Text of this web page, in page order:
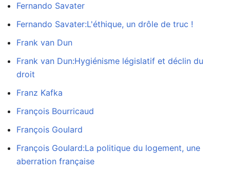
Fernando Savater
Fernando Savater:L'éthique, un drôle de truc !
Frank van Dun
Frank van Dun:Hygiénisme législatif et déclin du
droit
Franz Kafka
François Bourricaud
François Goulard
François Goulard:La politique du logement, une
aberration française